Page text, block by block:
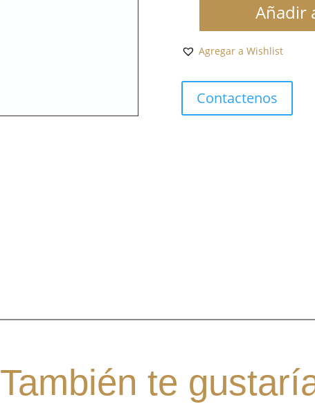
MILKY
AND
DIAMONDS
BANGLE
Añadir
Agregar a Wishlist
Contactenos
También te